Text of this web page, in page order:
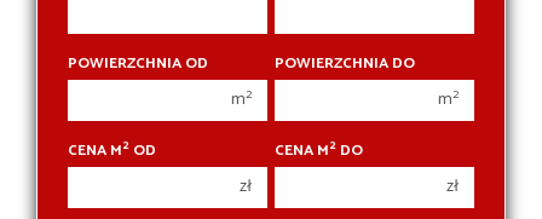
2 pokoje
3 pokoje
4 pokoje
2 pokoje
3 pokoje
4 pokoje
POWIERZCHNIA OD
m2
POWIERZCHNIA DO
m2
CENA M2 OD
zł
CENA M2 DO
zł